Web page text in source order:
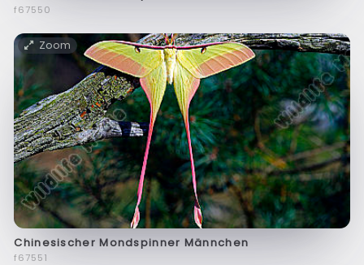
f67550
Zoom
Chinesischer Mondspinner Männchen
f67551